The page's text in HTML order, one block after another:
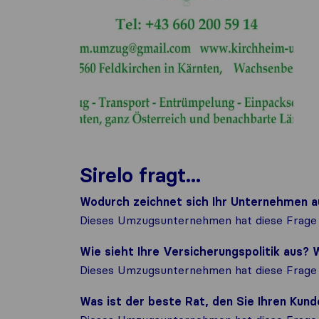
Sirelo fragt...
Wodurch zeichnet sich Ihr Unternehmen
Dieses Umzugsunternehmen hat diese
Wie sieht Ihre Versicherungspolitik aus?
Dieses Umzugsunternehmen hat diese
Was ist der beste Rat, den Sie Ihren